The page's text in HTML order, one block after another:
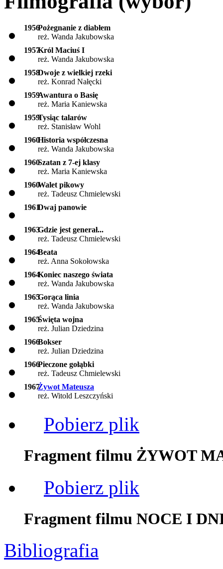
1956Pożegnanie z diabłem
reż. Wanda Jakubowska
1957Król Maciuś I
reż. Wanda Jakubowska
1958Dwoje z wielkiej rzeki
reż. Konrad Nałęcki
1959Awantura o Basię
reż. Maria Kaniewska
1959Tysiąc talarów
reż. Stanisław Wohl
1960Historia współczesna
reż. Wanda Jakubowska
1960Szatan z 7-ej klasy
reż. Maria Kaniewska
1960Walet pikowy
reż. Tadeusz Chmielewski
1961Dwaj panowie
1963Gdzie jest generał...
reż. Tadeusz Chmielewski
1964Beata
reż. Anna Sokołowska
1964Koniec naszego świata
reż. Wanda Jakubowska
1965Gorąca linia
reż. Wanda Jakubowska
1965Święta wojna
reż. Julian Dziedzina
1966Bokser
reż. Julian Dziedzina
1966Pieczone gołąbki
reż. Tadeusz Chmielewski
1967Żywot Mateusza
reż. Witold Leszczyński
Pobierz plik
Fragment filmu ŻYWOT
Pobierz plik
Fragment filmu NOCE I
Bibliografia